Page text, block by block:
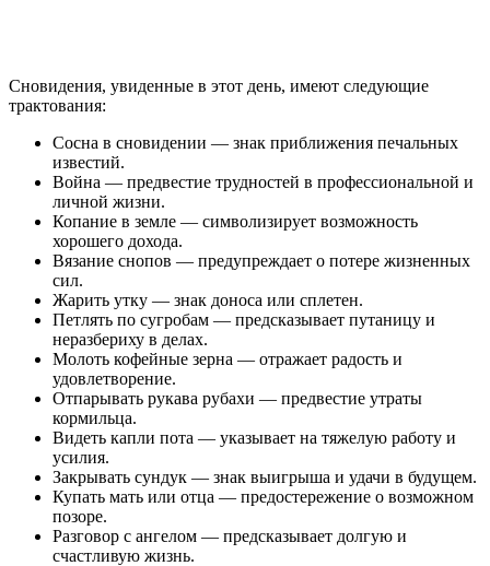
Сновидения, увиденные в этот день, имеют следующие
трактования:
Сосна в сновидении — знак приближения печальных
известий.
Война — предвестие трудностей в профессиональной и
личной жизни.
Копание в земле — символизирует возможность
хорошего дохода.
Вязание снопов — предупреждает о потере жизненных
сил.
Жарить утку — знак доноса или сплетен.
Петлять по сугробам — предсказывает путаницу и
неразбериху в делах.
Молоть кофейные зерна — отражает радость и
удовлетворение.
Отпарывать рукава рубахи — предвестие утраты
кормильца.
Видеть капли пота — указывает на тяжелую работу и
усилия.
Закрывать сундук — знак выигрыша и удачи в будущем.
Купать мать или отца — предостережение о возможном
позоре.
Разговор с ангелом — предсказывает долгую и
счастливую жизнь.